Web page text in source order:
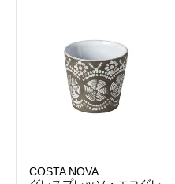
MAR
ｰマールｰ
COSTA NOVA